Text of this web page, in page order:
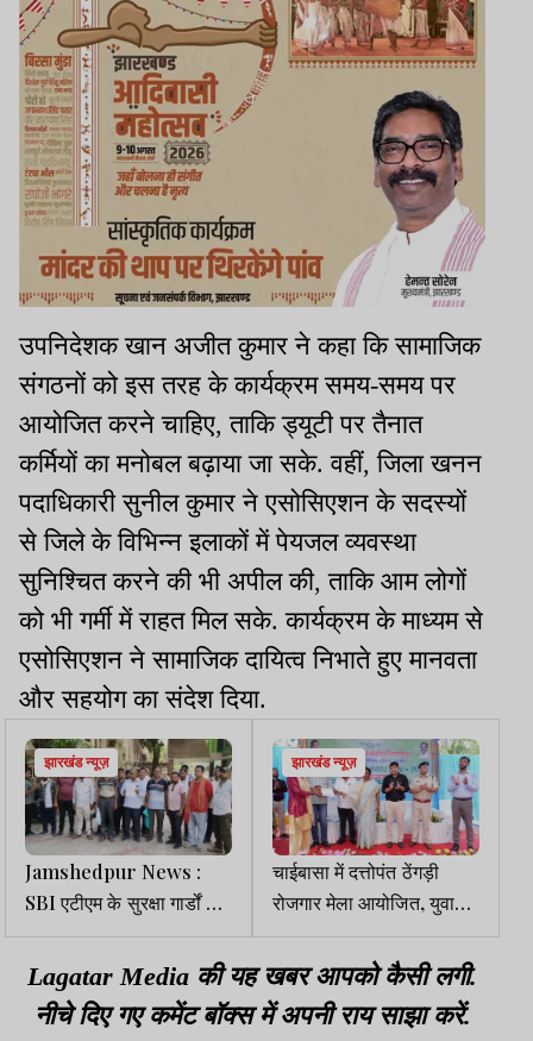
उपनिदेशक खान अजीत कुमार ने कहा कि सामाजिक
संगठनों को इस तरह के कार्यक्रम समय-समय पर
आयोजित करने चाहिए, ताकि ड्यूटी पर तैनात
कर्मियों का मनोबल बढ़ाया जा सके. वहीं, जिला खनन
पदाधिकारी सुनील कुमार ने एसोसिएशन के सदस्यों
से जिले के विभिन्न इलाकों में पेयजल व्यवस्था
सुनिश्चित करने की भी अपील की, ताकि आम लोगों
को भी गर्मी में राहत मिल सके. कार्यक्रम के माध्यम से
एसोसिएशन ने सामाजिक दायित्व निभाते हुए मानवता
और सहयोग का संदेश दिया.
झारखंड न्यूज़
Jamshedpur News :
SBI एटीएम के सुरक्षा गार्डों का
प्रदर्शन, एजेंसी पर पुराने
कर्मियों को हटाने का आरोप
झारखंड न्यूज़
चाईबासा में दत्तोपंत ठेंगड़ी
रोजगार मेला आयोजित, युवाओं
की उमड़ी भीड़
Lagatar Media की यह खबर आपको कैसी लगी.
नीचे दिए गए कमेंट बॉक्स में अपनी राय साझा करें.